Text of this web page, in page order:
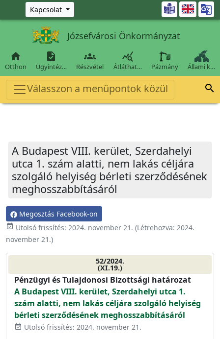
Ugrás a fő tartalomra
Kapcsolat 
Józsefvárosi Önkormányzat

Otthon

Ügyintéz…

Részvétel

Átláthat… Pázmány Állami k…
Válasszon a menüpontok közül 
A Budapest VIII. kerület, Szerdahelyi
utca 1. szám alatti, nem lakás céljára
szolgáló helyiség bérleti szerződésének
meghosszabbításáról
Megosztás Facebook-on
event_available Utolsó frissítés: 2024. november 21. (Létrehozva: 2024.
november 21.)
52/2024.
(XI.19.)
Pénzügyi és Tulajdonosi Bizottsági határozat
A Budapest VIII. kerület, Szerdahelyi utca 1.
szám alatti, nem lakás céljára szolgáló helyiség
bérleti szerződésének meghosszabbításáról
event_available Utolsó frissítés: 2024. november 21.